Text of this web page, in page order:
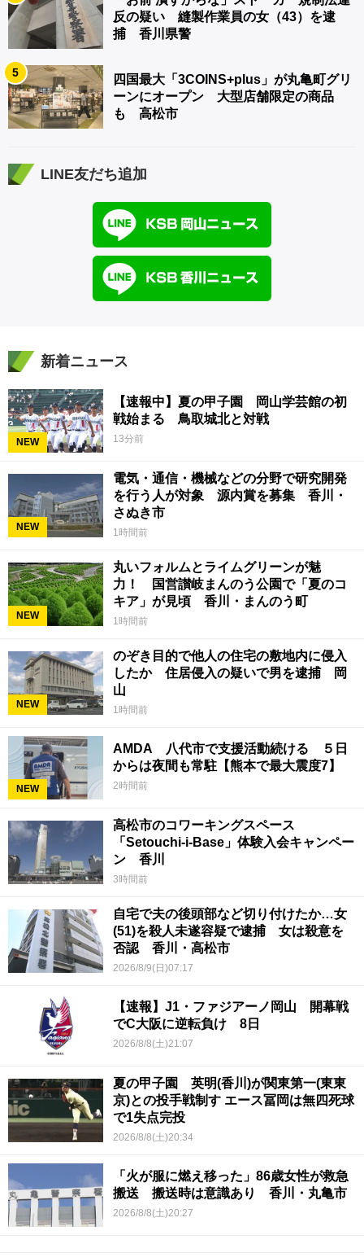
反の疑い 縫製作業員の女（43）を逮
捕 香川県警
5
四国最大「3COINS+plus」が丸亀町グリ
ーンにオープン 大型店舗限定の商品
も 高松市
LINE友だち追加
新着ニュース
NEW
【速報中】夏の甲子園 岡山学芸館の初
戦始まる 鳥取城北と対戦
13分前
NEW
電気・通信・機械などの分野で研究開発
を行う人が対象 源内賞を募集 香川・
さぬき市
1時間前
NEW
丸いフォルムとライムグリーンが魅
力！ 国営讃岐まんのう公園で「夏のコ
キア」が見頃 香川・まんのう町
1時間前
NEW
のぞき目的で他人の住宅の敷地内に侵入
したか 住居侵入の疑いで男を逮捕 岡
山
1時間前
NEW
AMDA 八代市で支援活動続ける ５日
からは夜間も常駐【熊本で最大震度7】
2時間前
高松市のコワーキングスペース
「Setouchi-i-Base」体験入会キャンペー
ン 香川
3時間前
自宅で夫の後頭部など切り付けたか…女
(51)を殺人未遂容疑で逮捕 女は殺意を
否認 香川・高松市
2026/8/9(日)07:17
【速報】J1・ファジアーノ岡山 開幕戦
でC大阪に逆転負け 8日
2026/8/8(土)21:07
夏の甲子園 英明(香川)が関東第一(東東
京)との投手戦制す エース冨岡は無四死球
で1失点完投
2026/8/8(土)20:34
「火が服に燃え移った」86歳女性が救急
搬送 搬送時は意識あり 香川・丸亀市
2026/8/8(土)20:27